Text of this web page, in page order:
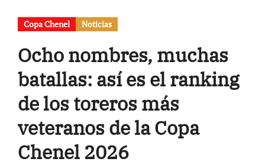
Copa Chenel Noticias
Ocho nombres, muchas
batallas: así es el ranking
de los toreros más
veteranos de la Copa
Chenel 2026